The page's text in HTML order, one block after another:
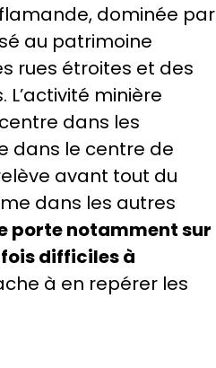
dominée par
au patrimoine
rues étroites et des
minière
dans les
dans le centre de
avant tout du
dans les autres
porte notamment sur
difficiles à
à en repérer les